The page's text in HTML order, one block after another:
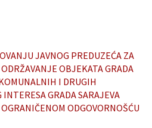
JAVNOG PREDUZEĆA ZA
OBJEKATA GRADA
I DRUGIH
GRADA SARAJEVA
ODGOVORNOŠĆU